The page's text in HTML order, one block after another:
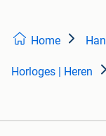
Home
Horloges | Heren